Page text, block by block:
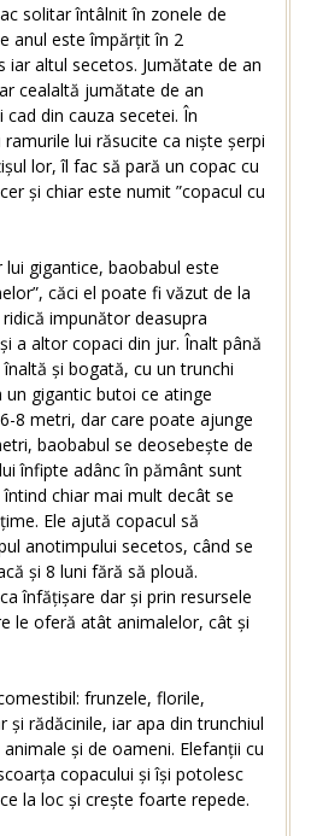
solitar întâlnit în zonele de
anul este împărțit în 2
iar altul secetos. Jumătate de an
cealaltă jumătate de an
din cauza secetei. În
lui răsucite ca niște șerpi
lor, îl fac să pară un copac cu
și chiar este numit ”copacul cu
gigantice, baobabul este
căci el poate fi văzut de la
impunător deasupra
a altor copaci din jur. Înalt până
și bogată, cu un trunchi
gigantic butoi ce atinge
8 metri, dar care poate ajunge
baobabul se deosebește de
înfipte adânc în pământ sunt
chiar mai mult decât se
Ele ajută copacul să
anotimpului secetos, când se
și 8 luni fără să plouă.
înfățișare dar și prin resursele
le oferă atât animalelor, cât și
frunzele, florile,
și rădăcinile, iar apa din trunchiul
și de oameni. Elefanții cu
copacului și își potolesc
la loc și crește foarte repede.